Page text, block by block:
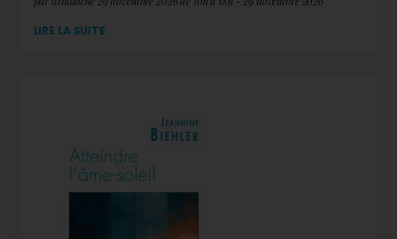
LIRE LA SUITE